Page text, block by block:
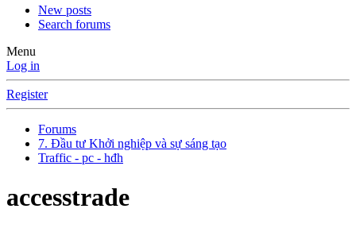
New posts
Search forums
Menu
Log in
Register
Forums
7. Đầu tư Khởi nghiệp và sự sáng tạo
Traffic - pc - hđh
accesstrade